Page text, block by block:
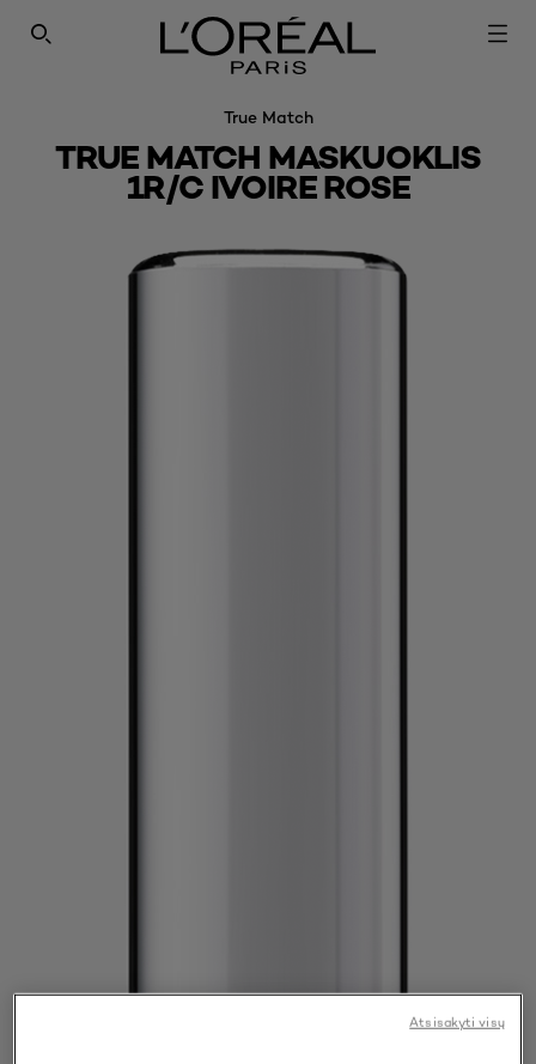
SEARCH THIS SITE
True Match
TRUE MATCH MASKUOKLIS
1R/C IVOIRE ROSE
Atsisakyti visų